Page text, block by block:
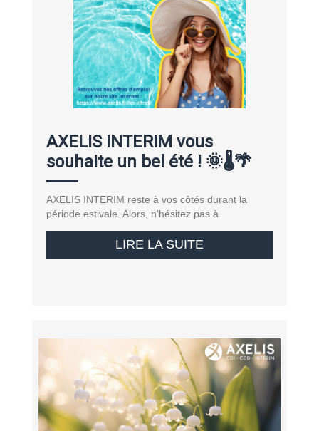
AXELIS INTERIM vous
souhaite un bel été ! 🌞🌡️🌴
AXELIS INTERIM reste à vos côtés durant la
période estivale. Alors, n’hésitez pas à
LIRE LA SUITE